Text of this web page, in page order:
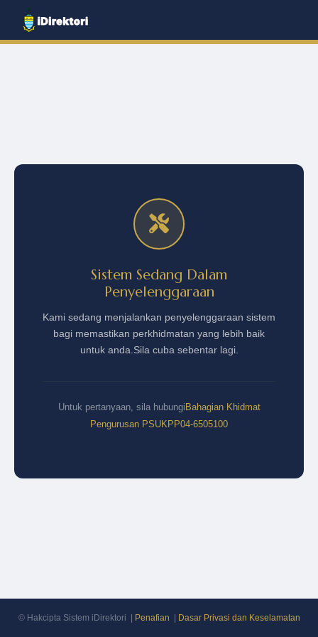
Sistem Sedang Dalam
Penyelenggaraan
Kami sedang menjalankan penyelenggaraan sistem
bagi memastikan perkhidmatan yang lebih baik
untuk anda. Sila cuba sebentar lagi.
Untuk pertanyaan, sila hubungi Bahagian Khidmat
Pengurusan PSUKPP04-6505100
© Hakcipta Sistem iDirektori | Penafian Dasar Privasi dan Keselamatan